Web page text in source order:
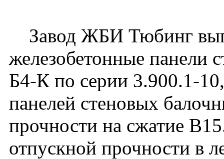
Завод ЖБИ Тюбинг
железобетонные панели
Б4-К по серии 3.900.1-
панелей стеновых
прочности на сжатие
отпускной прочности в